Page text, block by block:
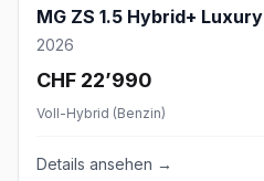
MG ZS 1.5 Hybrid+ Luxury
2026
CHF 22’990
Voll-Hybrid (Benzin)
Details ansehen →